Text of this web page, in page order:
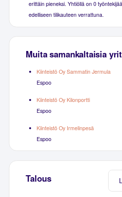
erittäin pieneksi. Yhtiöllä on 0
edelliseen tilikauteen verrattuna.
Muita samankaltaisia
Kiinteistö Oy Sammatin Jermula
Espoo
Kiinteistö Oy Kilonportti
Espoo
Kiinteistö Oy Irmelinpesä
Espoo
Talous